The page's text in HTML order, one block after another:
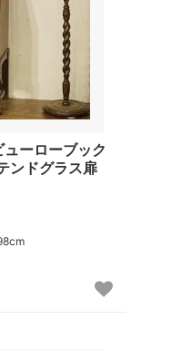
ーローブック
ンドグラス扉